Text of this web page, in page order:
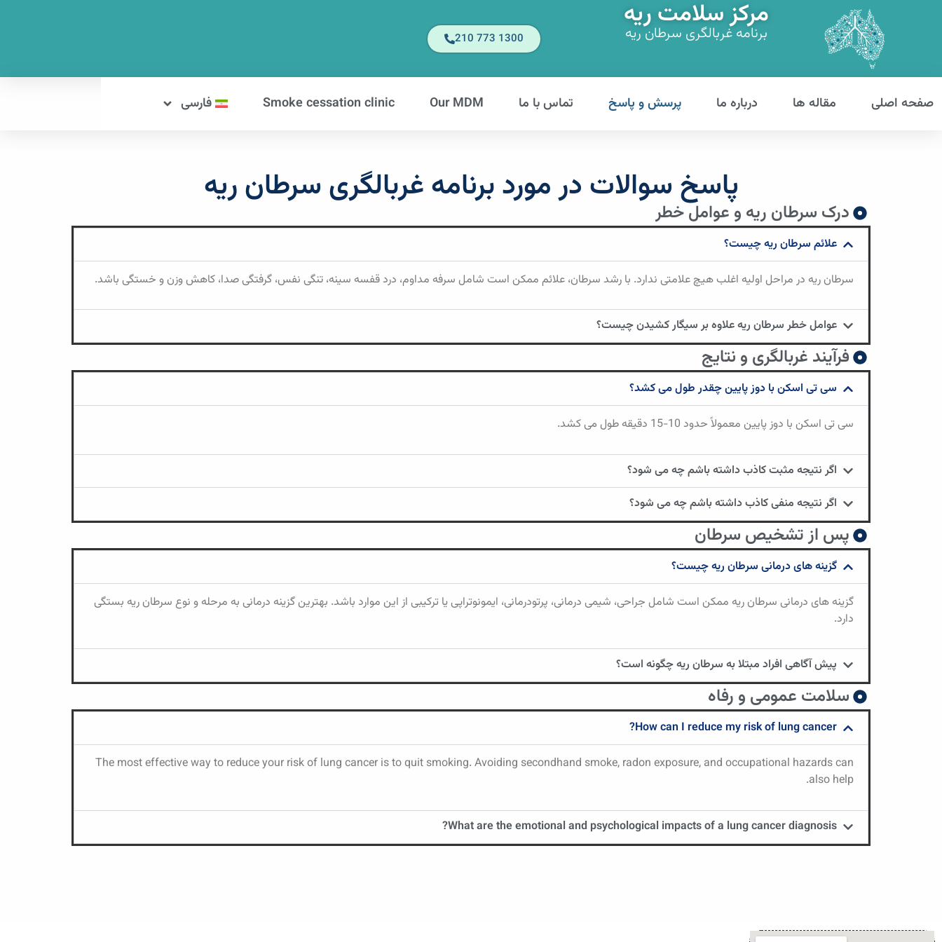
مرکز سلامت ریه
برنامه غربالگری سرطان ریه 1300 773 210
صفحه اصلی مقاله ها درباره ما پرسش و پاسخ تماس با ما Our MDM
Smoke cessation clinic فارسی
پاسخ سوالات در مورد برنامه غربالگری سرطان ریه
درک سرطان ریه و عوامل خطر
علائم سرطان ریه چیست؟
سرطان ریه در مراحل اولیه اغلب هیچ علامتی ندارد. با رشد سرطان، علائم ممکن است شامل سرفه مداوم، درد قفسه سینه، تنگی نفس، گرفتگی صدا، کاهش وزن و خستگی باشد.
عوامل خطر سرطان ریه علاوه بر سیگار کشیدن چیست؟
فرآیند غربالگری و نتایج
سی تی اسکن با دوز پایین چقدر طول می کشد؟
سی تی اسکن با دوز پایین معمولاً حدود 10-15 دقیقه طول می کشد.
اگر نتیجه مثبت کاذب داشته باشم چه می شود؟
اگر نتیجه منفی کاذب داشته باشم چه می شود؟
پس از تشخیص سرطان
گزینه های درمانی سرطان ریه چیست؟
گزینه های درمانی سرطان ریه ممکن است شامل جراحی، شیمی درمانی، پرتودرمانی، ایمونوتراپی یا ترکیبی از این موارد باشد. بهترین گزینه درمانی به مرحله و نوع سرطان ریه بستگی
دارد.
پیش آگاهی افراد مبتلا به سرطان ریه چگونه است؟
سلامت عمومی و رفاه
How can I reduce my risk of lung cancer?
The most effective way to reduce your risk of lung cancer is to quit smoking. Avoiding secondhand smoke, radon exposure, and occupational hazards can
also help.
What are the emotional and psychological impacts of a lung cancer diagnosis?